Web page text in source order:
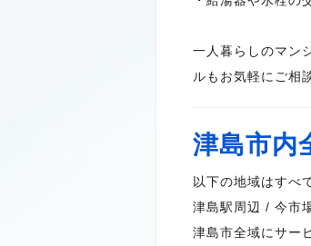
一人暮らしのマン
ルもお気軽にご相
津島市内
以下の地域はすべ
津島駅周辺 / 今市
津島市全域にサー